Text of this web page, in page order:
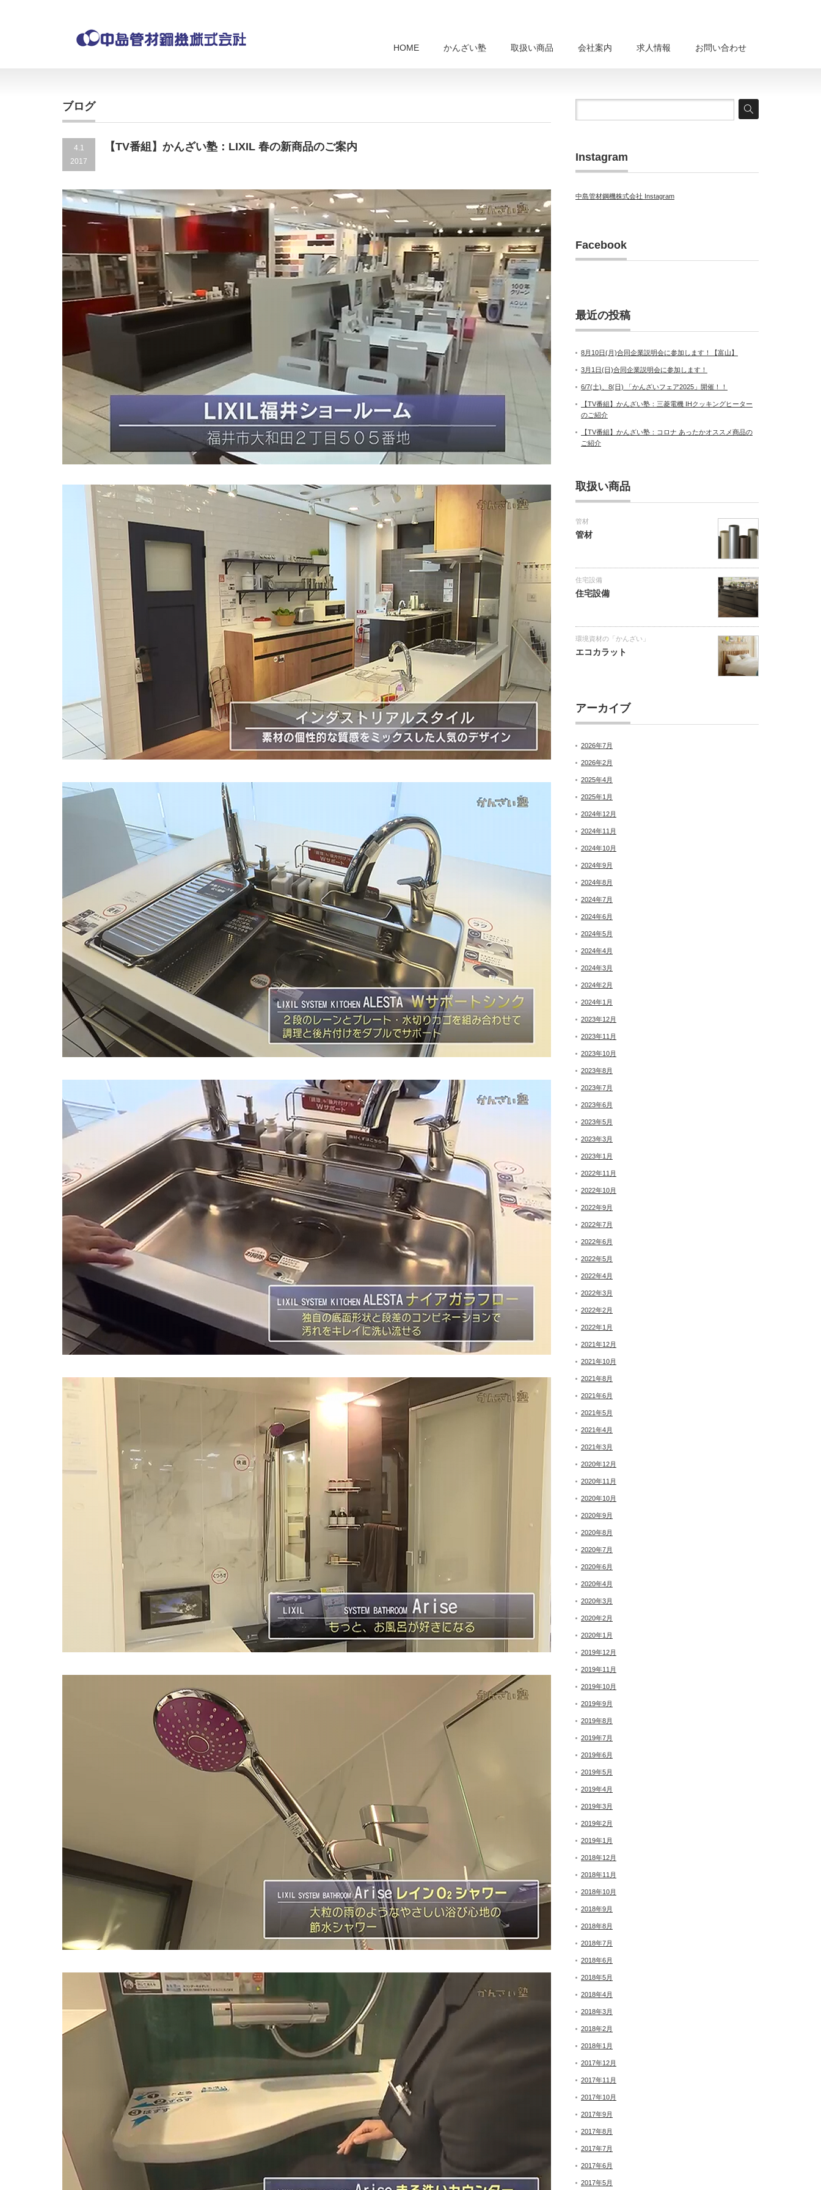
HOME かんざい塾 取扱い商品 会社案内 求人情報 お問い合わせ
ブログ
4.1
2017
【TV番組】かんざい塾：LIXIL 春の新商品のご案内
Instagram
中島管材鋼機株式会社 Instagram
Facebook
最近の投稿
8月10日(月)合同企業説明会に参加します！【富山】
3月1日(日)合同企業説明会に参加します！
6/7(土)、8(日) 「かんざいフェア2025」開催！！
【TV番組】かんざい塾：三菱電機 IHクッキングヒーター
のご紹介
【TV番組】かんざい塾：コロナ あったかオススメ商品の
ご紹介
取扱い商品
管材
管材
住宅設備
住宅設備
環境資材の「かんざい」
エコカラット
アーカイブ
2026年7月
2026年2月
2025年4月
2025年1月
2024年12月
2024年11月
2024年10月
2024年9月
2024年8月
2024年7月
2024年6月
2024年5月
2024年4月
2024年3月
2024年2月
2024年1月
2023年12月
2023年11月
2023年10月
2023年8月
2023年7月
2023年6月
2023年5月
2023年3月
2023年1月
2022年11月
2022年10月
2022年9月
2022年7月
2022年6月
2022年5月
2022年4月
2022年3月
2022年2月
2022年1月
2021年12月
2021年10月
2021年8月
2021年6月
2021年5月
2021年4月
2021年3月
2020年12月
2020年11月
2020年10月
2020年9月
2020年8月
2020年7月
2020年6月
2020年4月
2020年3月
2020年2月
2020年1月
2019年12月
2019年11月
2019年10月
2019年9月
2019年8月
2019年7月
2019年6月
2019年5月
2019年4月
2019年3月
2019年2月
2019年1月
2018年12月
2018年11月
2018年10月
2018年9月
2018年8月
2018年7月
2018年6月
2018年5月
2018年4月
2018年3月
2018年2月
2018年1月
2017年12月
2017年11月
2017年10月
2017年9月
2017年8月
2017年7月
2017年6月
2017年5月